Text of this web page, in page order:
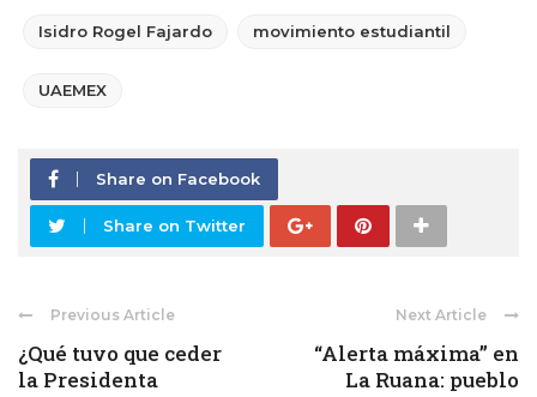
Isidro Rogel Fajardo movimiento estudiantil
UAEMEX
Share on Facebook
Share on Twitter
Previous Article
¿Qué tuvo que ceder
la Presidenta
Next Article
“Alerta máxima” en
La Ruana: pueblo